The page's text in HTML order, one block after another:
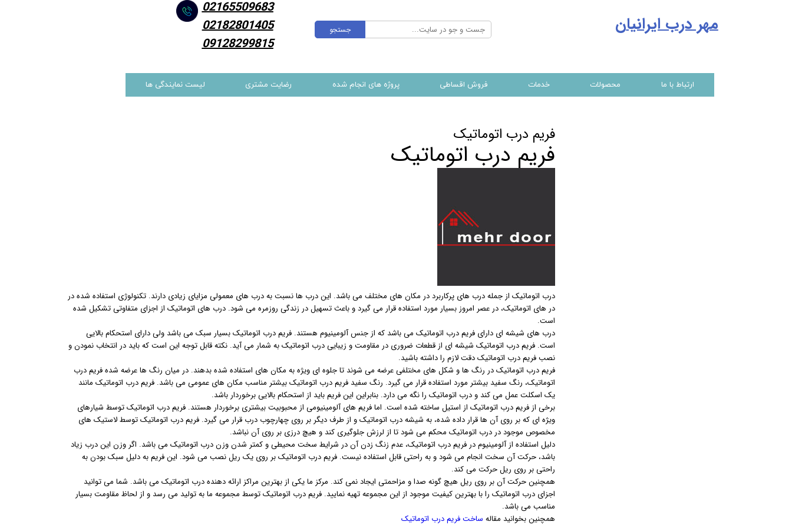
ارتباط با ما محصولات خدمات فروش اقساطی پروژه های انجام شده رضایت مشتری لیست نمایندگی ها
جستجو مهر درب ایرانیان
02165509683
02182801405
09128299815
فریم درب اتوماتیک
فریم درب اتوماتیک
درب اتوماتیک از جمله درب های پرکاربرد در مکان های مختلف می باشد. این درب ها نسبت به درب های معمولی مزایای زیادی دارند. تکنولوژی استفاده شده در
در های اتوماتیک، در عصر امروز بسیار مورد استفاده قرار می گیرد و باعث تسهیل در زندگی روزمره می شود. درب های اتوماتیک از اجزای متفاوتی تشکیل شده
است.
درب های شیشه ای دارای فریم درب اتوماتیک می باشد که از جنس آلومینیوم هستند. فریم درب اتوماتیک بسیار سبک می باشد ولی دارای استحکام بالایی
است. فریم درب اتوماتیک شیشه ای از قطعات ضروری در مقاومت و زیبایی درب اتوماتیک به شمار می آید. نکته قابل توجه این است که باید در انتخاب نمودن و
نصب فریم درب اتوماتیک دقت لازم را داشته باشید.
فریم درب اتوماتیک در رنگ ها و شکل های مختلفی عرضه می شوند تا جلوه ای ویژه به مکان های استفاده شده بدهند. در میان رنگ ها عرضه شده فریم درب
اتوماتیک، رنگ سفید بیشتر مورد استفاده قرار می گیرد. رنگ سفید فریم درب اتوماتیک بیشتر مناسب مکان های عمومی می باشد. فریم درب اتوماتیک مانند
یک اسکلت عمل می کند و درب اتوماتیک را نگه می دارد. بنابراین این فریم باید از استحکام بالایی برخوردار باشد.
برخی از فریم درب اتوماتیک از استیل ساخته شده است. اما فریم های آلومینیومی از محبوبیت بیشتری برخوردار هستند. فریم درب اتوماتیک توسط شیارهای
ویژه ای که بر روی آن ها قرار داده شده، به شیشه درب اتوماتیک و از طرف دیگر بر روی چهارچوب درب قرار می گیرد. فریم درب اتوماتیک توسط لاستیک های
مخصوص موجود در درب اتوماتیک محکم می شود تا از لرزش جلوگیری کند و هیچ درزی بر روی آن نباشد.
دلیل استفاده از آلومینیوم در فریم درب اتوماتیک، عدم زنگ زدن آن در شرایط سخت محیطی و کمتر شدن وزن درب اتوماتیک می باشد. اگر وزن این درب زیاد
باشد، حرکت آن سخت انجام می شود و به راحتی قابل استفاده نیست. فریم درب اتوماتیک بر روی یک ریل نصب می شود. این فریم به دلیل سبک بودن به
راحتی بر روی ریل حرکت می کند.
همچنین حرکت آن بر روی ریل هیچ گونه صدا و مزاحمتی ایجاد نمی کند. مرکز ما یکی از بهترین مراکز ارائه دهنده درب اتوماتیک می باشد. شما می توانید
اجزای درب اتوماتیک را با بهترین کیفیت موجود از این مجموعه تهیه نمایید. فریم درب اتوماتیک توسط مجموعه ما به تولید می رسد و از لحاظ مقاومت بسیار
مناسب می باشد.
همچنین بخوانید مقاله ساخت فریم درب اتوماتیک